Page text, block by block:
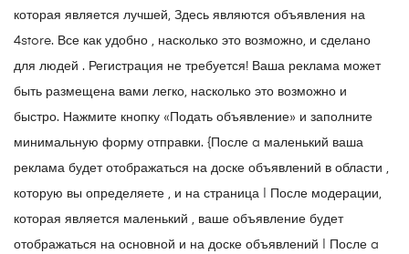
которая является лучшей, Здесь являются объявления на
4store. Все как удобно , насколько это возможно, и сделано
для людей . Регистрация не требуется! Ваша реклама может
быть размещена вами легко, насколько это возможно и
быстро. Нажмите кнопку «Подать объявление» и заполните
минимальную форму отправки. {После a маленький ваша
реклама будет отображаться на доске объявлений в области ,
которую вы определяете , и на страница | После модерации,
которая является маленький , ваше объявление будет
отображаться на основной и на доске объявлений | После a